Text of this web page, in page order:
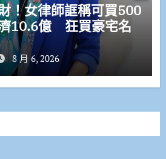
！女律師誆稱可買500
10.6億 狂買豪宅名
8 月 6, 2026